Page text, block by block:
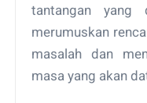
tantangan yang
merumuskan
masalah dan
masa yang akan